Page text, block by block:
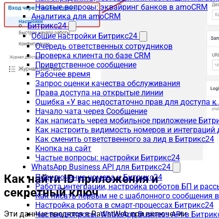
Частые вопросы: эквайринг банков в amoCRM
Аналитика для amoCRM
Битрикс24
Общие настройки Битрикс24
Очередь ответственных сотрудников
Проверка клиента по базе CRM
Приветственное сообщение
Рабочее время
Запрос оценки качества обслуживания
Права доступа на открытые линии
Ошибка «У вас недостаточно прав для доступа
Начало чата через Сообщение
Как написать через мобильное приложение
Как настроить видимость номеров и
Как сменить ответственного за лид в Битрикс24
Кнопка на сайт
Частые вопросы: настройки Битрикс24
WhatsApp Business API для Битрикс24
Подключение номера к Битрикс24
Работа интеграции, настройка роботов БП и
Как писать первым не с шаблонного сообщения
Настройка робота в смарт-процессах Битрикс24
Частые вопросы: WhatsApp Business API в
Как найти ID приложения и
секретный ключ
Эти данные вводятся в RadistWeb при включении